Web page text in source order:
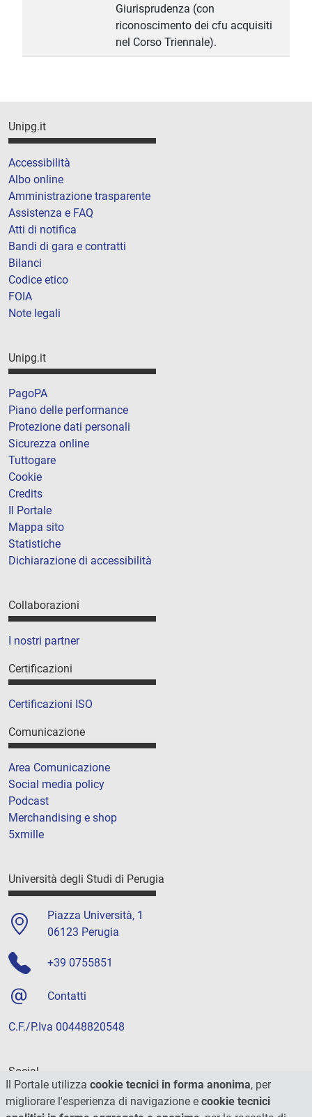
Giurisprudenza (con
riconoscimento dei cfu acquisiti
nel Corso Triennale).
Unipg.it
Accessibilità
Albo online
Amministrazione trasparente
Assistenza e FAQ
Atti di notifica
Bandi di gara e contratti
Bilanci
Codice etico
FOIA
Note legali
Unipg.it
PagoPA
Piano delle performance
Protezione dati personali
Sicurezza online
Tuttogare
Cookie
Credits
Il Portale
Mappa sito
Statistiche
Dichiarazione di accessibilità
Collaborazioni
I nostri partner
Certificazioni
Certificazioni ISO
Comunicazione
Area Comunicazione
Social media policy
Podcast
Merchandising e shop
5xmille
Università degli Studi di Perugia
Piazza Università, 1
06123 Perugia
+39 0755851
Contatti
C.F./P.Iva 00448820548
Social
Il Portale utilizza cookie tecnici in forma anonima, per
migliorare l'esperienza di navigazione e cookie tecnici